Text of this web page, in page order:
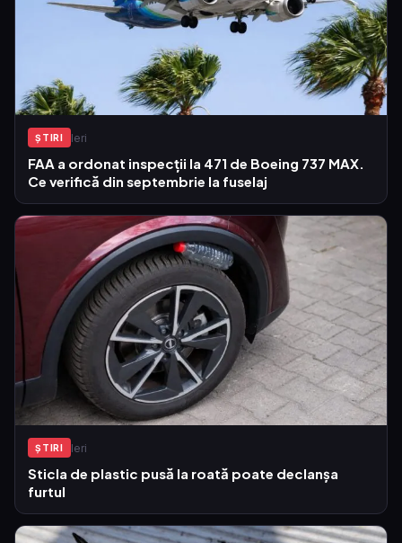
ŞTIRI Ieri
FAA a ordonat inspecții la 471 de Boeing 737 MAX.
Ce verifică din septembrie la fuselaj
ŞTIRI Ieri
Sticla de plastic pusă la roată poate declanșa
furtul